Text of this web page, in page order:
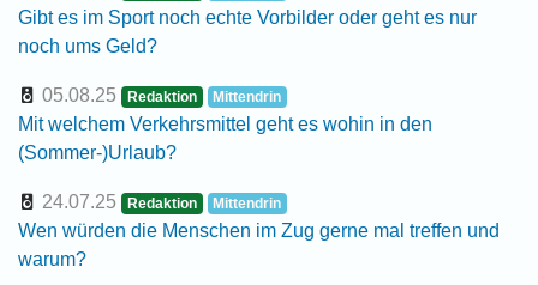
Gibt es im Sport noch echte Vorbilder oder geht es nur
noch ums Geld?
05.08.25 Redaktion Mittendrin
Mit welchem Verkehrsmittel geht es wohin in den
(Sommer-)Urlaub?
24.07.25 Redaktion Mittendrin
Wen würden die Menschen im Zug gerne mal treffen und
warum?